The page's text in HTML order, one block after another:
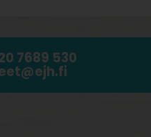
7689 530